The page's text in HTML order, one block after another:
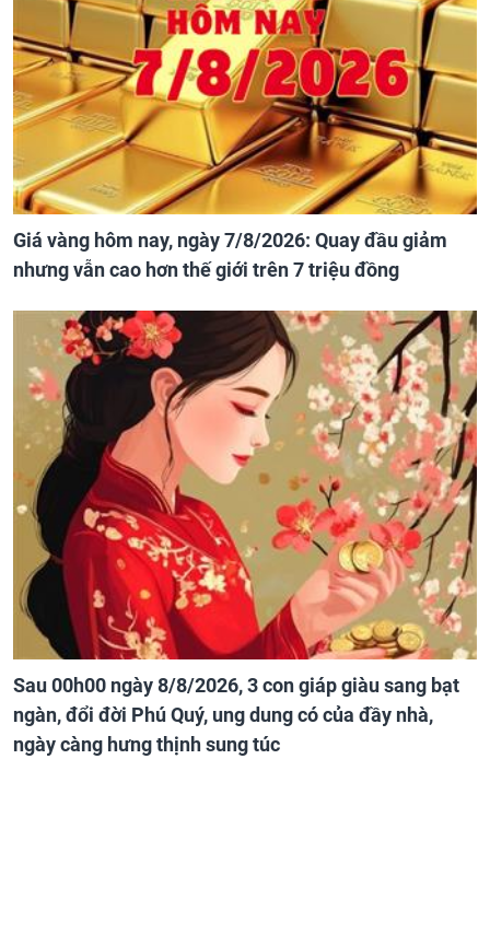
Giá vàng hôm nay, ngày 7/8/2026: Quay đầu giảm
nhưng vẫn cao hơn thế giới trên 7 triệu đồng
Sau 00h00 ngày 8/8/2026, 3 con giáp giàu sang bạt
ngàn, đổi đời Phú Quý, ung dung có của đầy nhà,
ngày càng hưng thịnh sung túc